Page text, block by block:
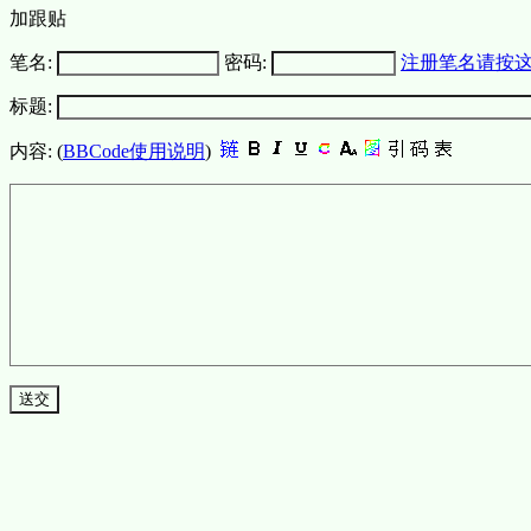
加跟贴
笔名: 密码: 注册笔名请按
标题:
内容: (BBCode使用说明)